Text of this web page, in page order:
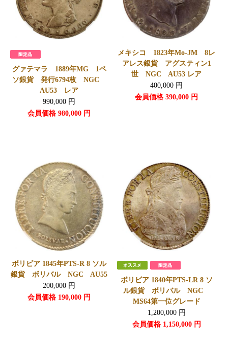
グァテマラ 1889年MG 1ペ
ソ銀貨 発行6794枚 NGC
AU53 レア
990,000 円
会員価格 980,000 円
メキシコ 1823年Mo-JM 8レ
アレス銀貨 アグスティン1
世 NGC AU53 レア
400,000 円
会員価格 390,000 円
ボリビア 1845年PTS-R 8 ソル
銀貨 ボリバル NGC AU55
200,000 円
会員価格 190,000 円
ボリビア 1840年PTS-LR 8 ソ
ル銀貨 ボリバル NGC
MS64第一位グレード
1,200,000 円
会員価格 1,150,000円